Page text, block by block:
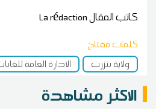
كاتب المقالLa rédaction
كلمات مفتاح
ولاية بنزرت
الادارة العامة
الاكثر مشاهدة